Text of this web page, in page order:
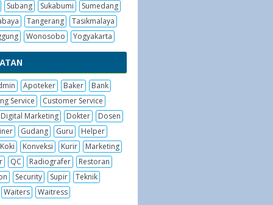
Subang
Sukabumi
Sumedang
Tangerang
Tasikmalaya
Wonosobo Yogyakarta
Apoteker Baker
Bank
Service
Customer Service
Digital Marketing
Dokter
Dosen
Gudang Guru
Helper
Koki
Konveksi Kurir
Marketing
QC Radiografer
Restoran
Security Supir
Teknik
Waiters
Waitress